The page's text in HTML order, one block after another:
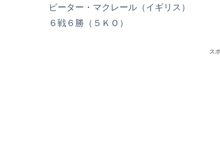
ピーター・マクレール（イギリス）
６戦６勝（５ＫＯ）
ス